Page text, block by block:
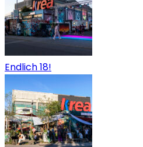
Endlich 18!